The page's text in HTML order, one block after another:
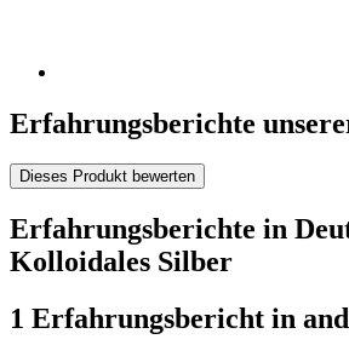
Erfahrungsberichte
Dieses Produkt bewerten
Erfahrungsberichte in
Kolloidales Silber
1 Erfahrungsbericht in